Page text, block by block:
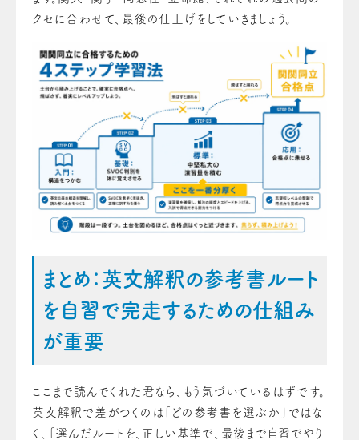
クセに合わせて、最後の仕上げをしていきましょう。
まとめ：英文解釈の参考書ルート
を自習で完走するための仕組み
が重要
ここまで読んでくれた君なら、もう気づいているはずです。
英文解釈で差がつくのは「どの参考書を選ぶか」ではな
く、「選んだルートを、正しい基準で、最後まで自習でやり